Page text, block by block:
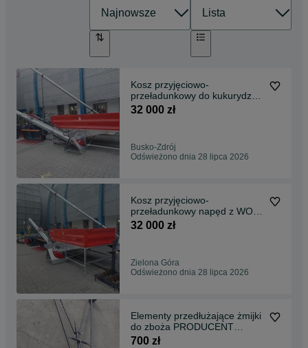
Kosz przyjęciowo-
przeładunkowy do kukurydzy i
zboża napęd na WOM
32 000 zł
Busko-Zdrój
Odświeżono dnia 28 lipca 2026
Kosz przyjęciowo-
przeładunkowy napęd z WOM
do załadunku TIR
32 000 zł
Zielona Góra
Odświeżono dnia 28 lipca 2026
Elementy przedłużające żmijki
do zboża PRODUCENT
Gwarancja transport!
700 zł